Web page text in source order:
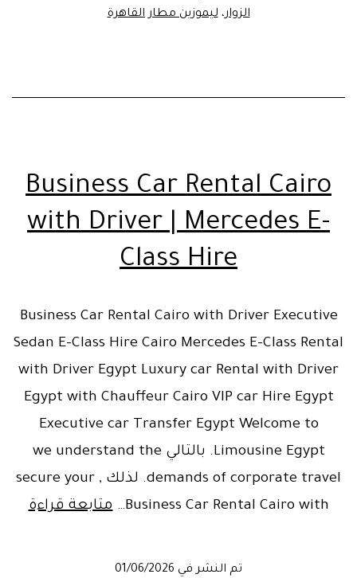
الزوار،ليموزين مطار القاهرة
Business Car Rental Cairo
with Driver | Mercedes E-
Class Hire
Business Car Rental Cairo with Driver Executive
Sedan E-Class Hire Cairo Mercedes E-Class Rental
with Driver Egypt Luxury car Rental with Driver
Egypt with Chauffeur Cairo VIP car Hire Egypt
Executive car Transfer Egypt Welcome to
Limousine Egypt. بالتالي we understand the
demands of corporate travel. لذلك , secure your
Business Car Rental Cairo with…
متابعة قراءة
تم النشر في 01/06/2026